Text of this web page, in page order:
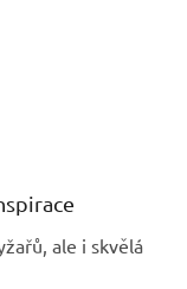
ale i skvělá